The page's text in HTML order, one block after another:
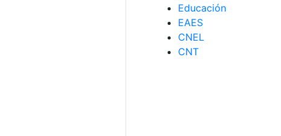
Educación
EAES
CNEL
CNT